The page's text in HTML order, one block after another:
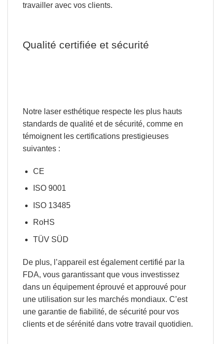
travailler avec vos clients.
Qualité certifiée et sécurité
Notre laser esthétique respecte les plus hauts
standards de qualité et de sécurité, comme en
témoignent les certifications prestigieuses
suivantes :
CE
ISO 9001
ISO 13485
RoHS
TÜV SÜD
De plus, l’appareil est également certifié par la
FDA, vous garantissant que vous investissez
dans un équipement éprouvé et approuvé pour
une utilisation sur les marchés mondiaux. C’est
une garantie de fiabilité, de sécurité pour vos
clients et de sérénité dans votre travail quotidien.